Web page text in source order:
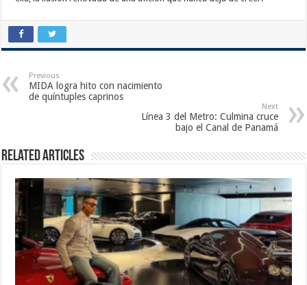
Previous
MIDA logra hito con nacimiento
de quíntuples caprinos
Next
Línea 3 del Metro: Culmina cruce
bajo el Canal de Panamá
Related Articles